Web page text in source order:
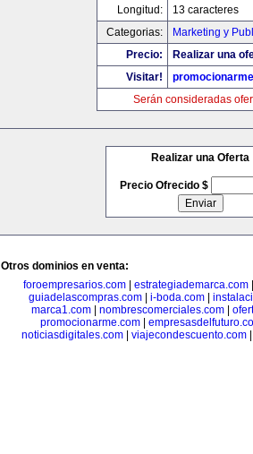
Longitud:
13 caracteres
Categorias:
Marketing y
Precio:
Realizar una
Visitar!
Serán consideradas
Realizar una Oferta
Precio Ofrecido $
Otros dominios en venta:
foroempresarios.com| estrategiademarca.com
guiadelascompras.com
i-boda.com
marca1.com| nombrescomerciales.com|
promocionarme.com|
noticiasdigitales.com| viajecondescuento.com